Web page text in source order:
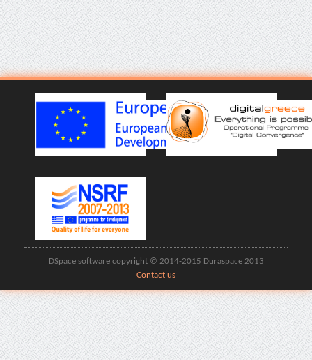
DSpace software copyright © 2014-2015 Duraspace 2013
Contact us